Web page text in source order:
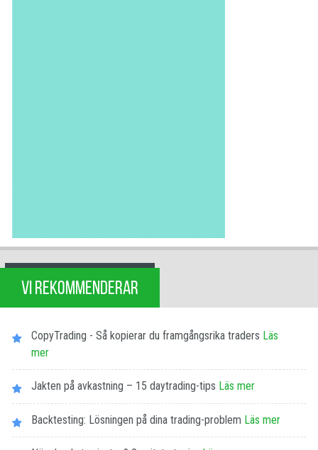
VI REKOMMENDERAR
CopyTrading - Så kopierar du framgångsrika traders Läs
mer
Jakten på avkastning – 15 daytrading-tips Läs mer
Backtesting: Lösningen på dina trading-problem Läs mer